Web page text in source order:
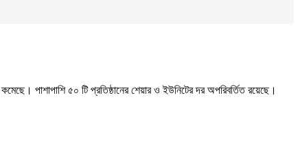
পাশাপাশি ৫০ টি প্রতিষ্ঠানের শেয়ার ও ইউনিটের দর অপরিবর্তিত রয়েছে।